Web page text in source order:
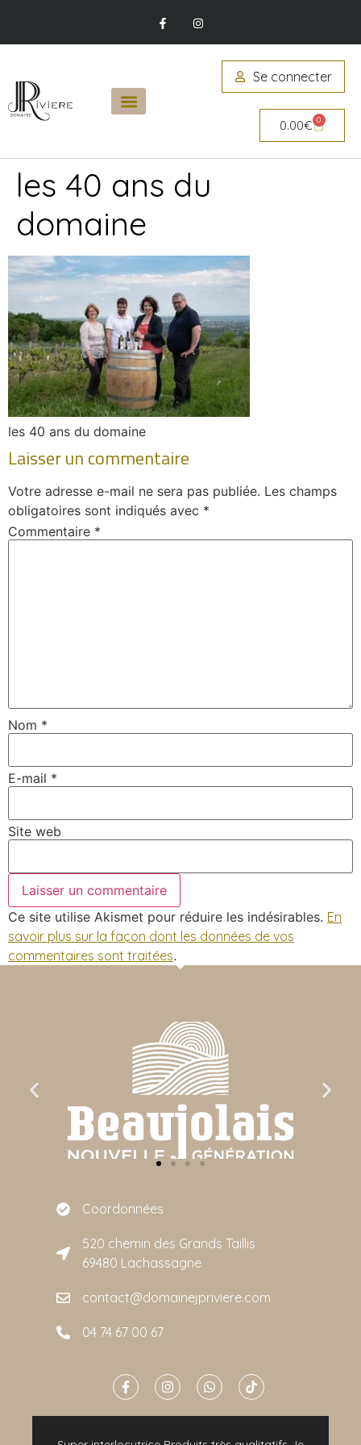
Se connecter
0.00€ 0
les 40 ans du
domaine
les 40 ans du domaine
Laisser un commentaire
Votre adresse e-mail ne sera pas publiée. Les champs
obligatoires sont indiqués avec *
Commentaire *
Nom *
E-mail *
Site web
Ce site utilise Akismet pour réduire les indésirables. En
savoir plus sur la façon dont les données de vos
commentaires sont traitées.
Coordonnées
520 chemin des Grands Taillis
69480 Lachassagne
contact@domainejpriviere.com
04 74 67 00 67